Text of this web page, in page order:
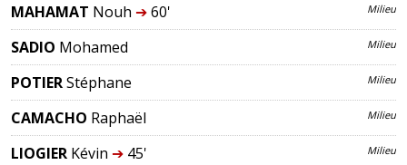
MAHAMAT Nouh ➔60' Milieu
SADIO Mohamed Milieu
POTIERStéphane Milieu
CAMACHO Raphaël Milieu
LIOGIER Kévin ➔45' Milieu